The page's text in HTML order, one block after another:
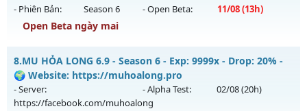
Exp: 200x - Drop: 20%
Kiểu reset: Reset In Game
Thể loại: Mu Nguyên bản Webzen
Antihack: GameGuard
- Phiên Bản:
Season 6 - Open Beta: 11/08(13h)
Open Beta ngày mai
⚡⚡⚡MU MA THUẬT⚡⚡⚡ - 50k POINT
Mu mới ra tháng 08 2026 - Mở máy chủ
13h ngày 11/08/2626
8.MU HỎA LONG 6.9 - Season 6 - Exp: 9999x - Drop: 20% -
🌍 Website: https://muhoalong.pro
- Server:
https://facebook.com/muhoalong
- Alpha Test: 02/08(20h)